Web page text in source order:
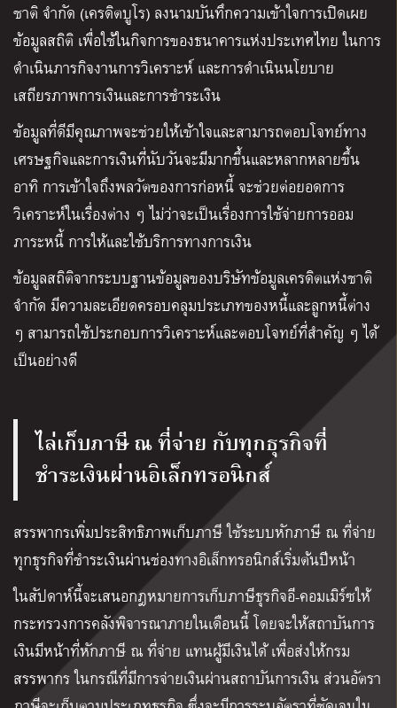
ชาติ จำกัด (เครดิตบูโร) ลงนามบันทึกความเข้าใจการเปิดเผย
ข้อมูลสถิติ เพื่อใช้ในกิจการของธนาคารแห่งประเทศไทย ในการ
ดำเนินภารกิจงานการวิเคราะห์ และการดำเนินนโยบาย
เสถียรภาพการเงินและการชำระเงิน
ข้อมูลที่ดีมีคุณภาพจะช่วยให้เข้าใจและสามารถตอบโจทย์ทาง
เศรษฐกิจและการเงินที่นับวันจะมีมากขึ้นและหลากหลายขึ้น
อาทิ การเข้าใจถึงพลวัตของการก่อหนี้ จะช่วยต่อยอดการ
วิเคราะห์ในเรื่องต่าง ๆ ไม่ว่าจะเป็นเรื่องการใช้จ่ายการออม
ภาระหนี้ การให้และใช้บริการทางการเงิน
ข้อมูลสถิติจากระบบฐานข้อมูลของบริษัทข้อมูลเครดิตแห่งชาติ
จำกัด มีความละเอียดครอบคลุมประเภทของหนี้และลูกหนี้ต่าง
ๆ สามารถใช้ประกอบการวิเคราะห์และตอบโจทย์ที่สำคัญ ๆ ได้
เป็นอย่างดี
ไล่เก็บภาษี ณ ที่จ่าย กับทุกธุรกิจที่
ชำระเงินผ่านอิเล็กทรอนิกส์
สรรพากรเพิ่มประสิทธิภาพเก็บภาษี ใช้ระบบหักภาษี ณ ที่จ่าย
ทุกธุรกิจที่ชำระเงินผ่านช่องทางอิเล็กทรอนิกส์เริ่มต้นปีหน้า
ในสัปดาห์นี้จะเสนอกฎหมายการเก็บภาษีธุรกิจอี-คอมเมิร์ซให้
กระทรวงการคลังพิจารณาภายในเดือนนี้ โดยจะให้สถาบันการ
เงินมีหน้าที่หักภาษี ณ ที่จ่าย แทนผู้มีเงินได้ เพื่อส่งให้กรม
สรรพากร ในกรณีที่มีการจ่ายเงินผ่านสถาบันการเงิน ส่วนอัตรา